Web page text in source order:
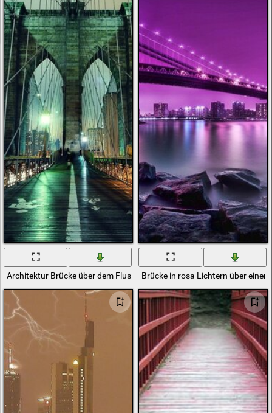
Architektur Brücke über dem Fluss Brücke in rosa Lichtern über